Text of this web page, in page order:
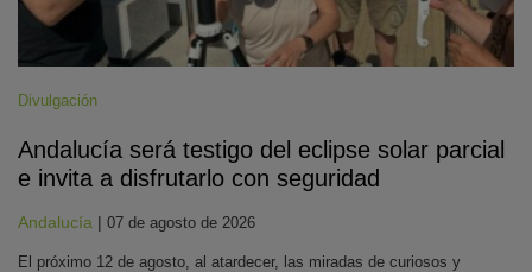
Divulgación
Andalucía será testigo del eclipse solar parcial
e invita a disfrutarlo con seguridad
Andalucía | 07 de agosto de 2026
El próximo 12 de agosto, al atardecer, las miradas de curiosos y